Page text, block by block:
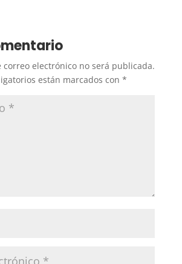
correo electrónico no será publicada.
están marcados con *